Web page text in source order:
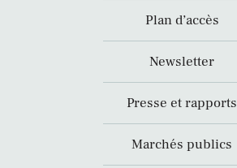
Plan d’accès
Newsletter
Presse et rapports
Marchés publics